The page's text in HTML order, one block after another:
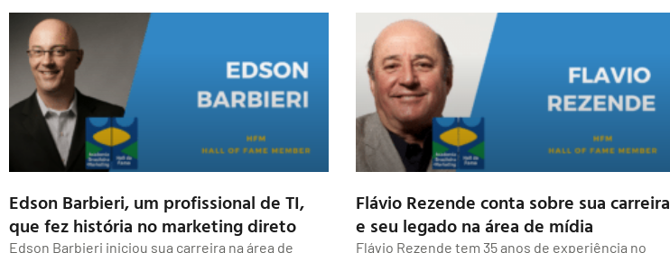
Edson Barbieri, um profissional de TI,
que fez história no marketing direto
Edson Barbieri iniciou sua carreira na área de
Flávio Rezende conta sobre sua carreira
e seu legado na área de mídia
Flávio Rezende tem 35 anos de experiência no